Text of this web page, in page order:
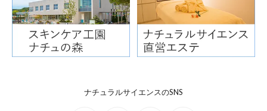
ナチュラルサイエンスのSNS